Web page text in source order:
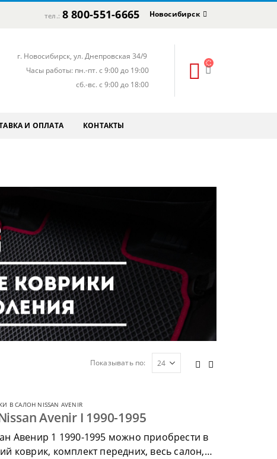
тел.: 8 800-551-6665 Новосибирск
г. Новосибирск, ул. Днепровская 34/9
Часы работы: пн.-пт. с 9:00 до 19:00
сб.-вс. с 9:00 до 18:00
И ОПЛАТА КОНТАКТЫ
Показывать по:
В САЛОН NISSAN AVENIR
Avenir I 1990-1995
Авенир 1 1990-1995 можно приобрести в
коврик, комплект передних, весь салон,